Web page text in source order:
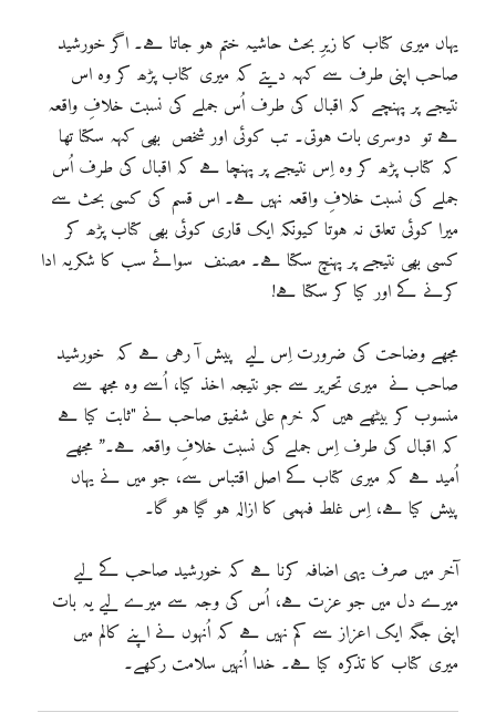
یہاں میری کتاب کا زیرِ بحث حاشیہ ختم ہو جاتا ہے۔ اگر خورشید
صاحب اپنی طرف سے کہہ دیتے کہ میری کتاب پڑھ کر وہ اس
نتیجے پر پہنچے کہ اقبال کی طرف اُس جملے کی نسبت خلافِ واقعہ
ہے تو دوسری بات ہوتی۔ تب کوئی اور شخص بھی کہہ سکتا تھا
کہ کتاب پڑھ کر وہ اِس نتیجے پر پہنچا ہے کہ اقبال کی طرف اُس
جملے کی نسبت خلافِ واقعہ نہیں ہے۔ اس قسم کی کسی بحث سے
میرا کوئی تعلق نہ ہوتا کیونکہ ایک قاری کوئی بھی کتاب پڑھ کر
کسی بھی نتیجے پر پہنچ سکتا ہے۔ مصنف سوائے سب کا شکریہ ادا
کرنے کے اور کیا کر سکتا ہے!
مجھے وضاحت کی ضرورت اِس لیے پیش آ رہی ہے کہ خورشید
صاحب نے میری تحریر سے جو نتیجہ اخذ کیا، اُسے وہ مجھ سے
منسوب کر بیٹھے ہیں کہ خرم علی شفیق صاحب نے "ثابت کیا ہے
کہ اقبال کی طرف اِس جملے کی نسبت خلافِ واقعہ ہے۔” مجھے
اُمید ہے کہ میری کتاب کے اصل اقتباس سے، جو میں نے یہاں
پیش کیا ہے، اِس غلط فہمی کا ازالہ ہو گیا ہو گا۔
آخر میں صرف یہی اضافہ کرنا ہے کہ خورشید صاحب کے لیے
میرے دل میں جو عزت ہے، اُس کی وجہ سے میرے لیے یہ بات
اپنی جگہ ایک اعزاز سے کم نہیں ہے کہ اُنہوں نے اپنے کالم میں
میری کتاب کا تذکرہ کیا ہے۔ خدا اُنہیں سلامت رکھے۔